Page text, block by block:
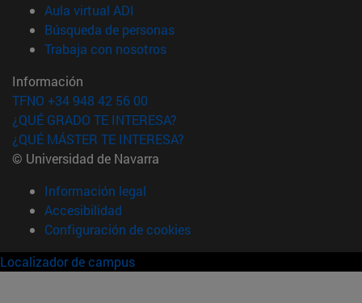
Aula virtual ADI
Búsqueda de personas(abre en nueva ventana)
Trabaja con nosotros(abre en nueva ventana)
Información
TFNO +34 948 42 56 00
¿QUÉ GRADO TE INTERESA?
¿QUÉ MÁSTER TE INTERESA?
© Universidad de Navarra
Información legal
Accesibilidad
Configuración de cookies
Localizador de campus